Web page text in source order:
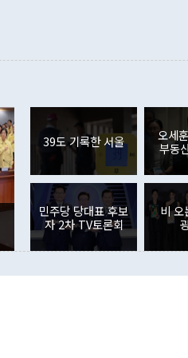
선의대로 하는 게 과연 한반도의
무보고 사후 브리핑에서 정 장
러시아 블라디보스토크에서 열
부 차원에서 (참석을) 검토하고
것은 외교부의 몫"이라며 "아직
. 정 장관이 이날 소개한 대북 구
는 점에서 문제가 있다. 특히 주적
복원, 4자회담 추진 등은 통일부
는 지적이 나오고 있다. 이 대통
기 업무보고에 발표했다고 승인
소식통은 "정 장관의 발언 내용
결정된 사안이 아닌 정 장관의
장관이 정부의 공식 정책이 아
통령의 면전에서 '국군통수권자
지만 지식재산권사용료수지는 전
됐다. 본원소득수지는 배당소득
수입이 늘어난 데다 전월 분기
해 3월(369억9000만달러)을 넘
외투자가 80억1000만달러, 외
가했다. 증권투자에서는 외국인
국내 주식 투자는 차익실현 매
며 전월(-310억5000만달러)에
다. 외국인의 국내 채권투자는
만기도래 영향으로 증가 폭이
인의 해외 증권투자는 주식을
39도 기록한 서울
오세
부동
민주당 당대표 후보
자 2차 TV토론회
비 오